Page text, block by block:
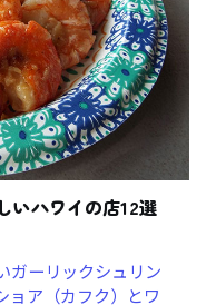
いハワイの店12選
ガーリックシュリン
ョア（カフク）とワ